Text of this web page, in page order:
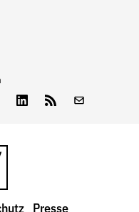
LinkedInFeed
Presse